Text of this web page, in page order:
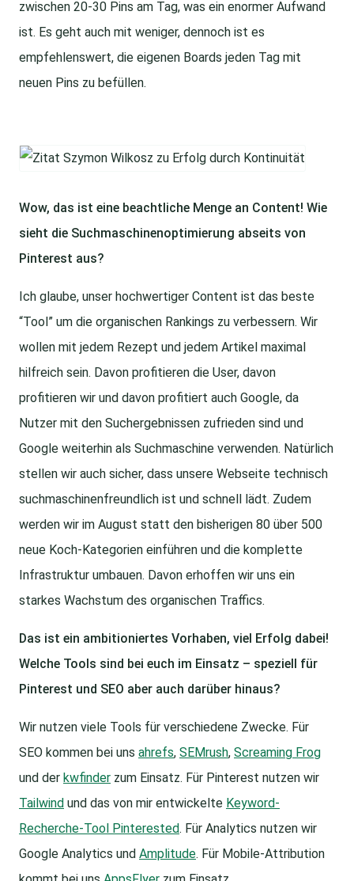
zwischen 20-30 Pins am Tag, was ein enormer Aufwand
ist. Es geht auch mit weniger, dennoch ist es
empfehlenswert, die eigenen Boards jeden Tag mit
neuen Pins zu befüllen.
Wow, das ist eine beachtliche Menge an Content! Wie
sieht die Suchmaschinenoptimierung abseits von
Pinterest aus?
Ich glaube, unser hochwertiger Content ist das beste
“Tool” um die organischen Rankings zu verbessern. Wir
wollen mit jedem Rezept und jedem Artikel maximal
hilfreich sein. Davon profitieren die User, davon
profitieren wir und davon profitiert auch Google, da
Nutzer mit den Suchergebnissen zufrieden sind und
Google weiterhin als Suchmaschine verwenden. Natürlich
stellen wir auch sicher, dass unsere Webseite technisch
suchmaschinenfreundlich ist und schnell lädt. Zudem
werden wir im August statt den bisherigen 80 über 500
neue Koch-Kategorien einführen und die komplette
Infrastruktur umbauen. Davon erhoffen wir uns ein
starkes Wachstum des organischen Traffics.
Das ist ein ambitioniertes Vorhaben, viel Erfolg dabei!
Welche Tools sind bei euch im Einsatz – speziell für
Pinterest und SEO aber auch darüber hinaus?
Wir nutzen viele Tools für verschiedene Zwecke. Für
SEO kommen bei uns ahrefs, SEMrush, Screaming Frog
und der kwfinder zum Einsatz. Für Pinterest nutzen wir
Tailwind und das von mir entwickelte Keyword-
Recherche-Tool Pinterested. Für Analytics nutzen wir
Google Analytics und Amplitude. Für Mobile-Attribution